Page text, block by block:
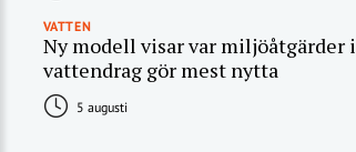
VATTEN
Ny modell visar var miljöåtgärder i
vattendrag gör mest nytta
5 augusti